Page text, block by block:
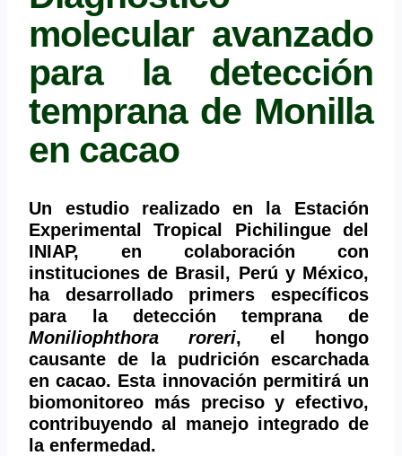
molecular avanzado
para la detección
temprana de Monilla
en cacao
Un estudio realizado en la Estación
Experimental Tropical Pichilingue del
INIAP, en colaboración con
instituciones de Brasil, Perú y México,
ha desarrollado primers específicos
para la detección temprana de
Moniliophthora roreri, el hongo
causante de la pudrición escarchada
en cacao. Esta innovación permitirá un
biomonitoreo más preciso y efectivo,
contribuyendo al manejo integrado de
la enfermedad.